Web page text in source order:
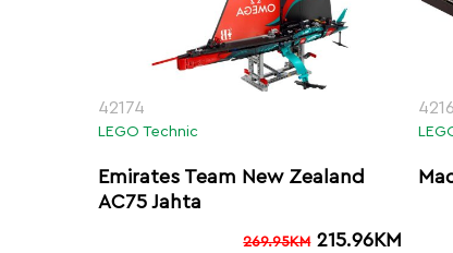
42174
LEGO Technic
Emirates Team New Zealand
AC75 Jahta
269.95KM 215.96KM